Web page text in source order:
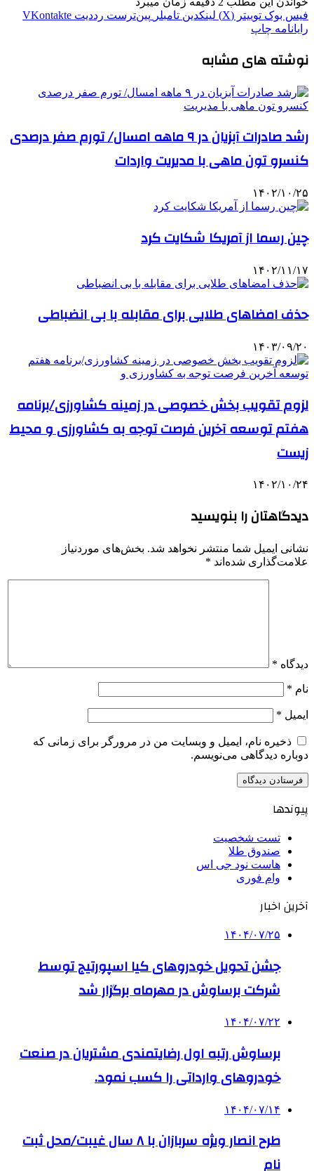
فیس بوک توییتر (X) لینکدین ‫تامبلر ‫پین‌ترست ‫رددیت ‫VKontakte
رایانامه چاپ
نوشته های مشابه
رشد صادرات آبزیان در ۹ ماهه امسال/ تورم صفر درصدی
کنسرو تون ماهی با مدیریت واردات
۱۴۰۲/۱۰/۲۵
چین رسما از آمریکا شکایت کرد
۱۴۰۲/۱۱/۱۷
حذف امضاهای طلایی برای مقابله با بی انضباطی
۱۴۰۳/۰۹/۲۰
لزوم تقویب بخش خصوصی در زمینه کشاورزی/برنامه
هفتم توسعه آخرین فرصت توجه به کشاورزی و محیط
زیست
۱۴۰۲/۱۰/۲۴
دیدگاهتان را بنویسید
نشانی ایمیل شما منتشر نخواهد شد. بخش‌های موردنیاز
علامت‌گذاری شده‌اند *
دیدگاه *
نام *
ایمیل *
ذخیره نام، ایمیل و وبسایت من در مرورگر برای زمانی که
دوباره دیدگاهی می‌نویسم.
پیوندها
تست شخصیت
صندوق طلا
هاست نود جی اس
وام فوری
آخرین اخبار
۱۴۰۴/۰۷/۲۵
جشن تحویل خودروهای کیا اسپورتیج توسط
شرکت برساوش در مهرماه برگزار شد
۱۴۰۴/۰۷/۲۲
برساوش رتبه اول رضایتمندی مشتریان در صنعت
خودروهای وارداتی را کسب نمود.
۱۴۰۴/۰۷/۱۴
طرح انصار ویژه سربازان با ۸ سال غیبت/محل ثبت
نام